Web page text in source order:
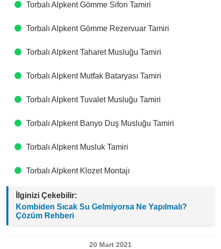
Torbalı Alpkent Gömme Sifon Tamiri
Torbalı Alpkent Gömme Rezervuar Tamiri
Torbalı Alpkent Taharet Musluğu Tamiri
Torbalı Alpkent Mutfak Bataryası Tamiri
Torbalı Alpkent Tuvalet Musluğu Tamiri
Torbalı Alpkent Banyo Duş Musluğu Tamiri
Torbalı Alpkent Musluk Tamiri
Torbalı Alpkent Klozet Montajı
İlginizi Çekebilir:
Kombiden Sıcak Su Gelmiyorsa Ne Yapılmalı?
Çözüm Rehberi
20 Mart 2021